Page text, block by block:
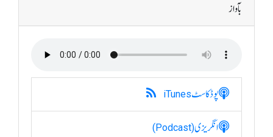
بآواز
پوڈکاسٹiTunes
انگریزی(Podcast)